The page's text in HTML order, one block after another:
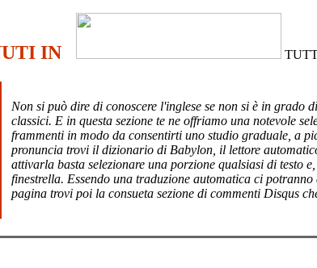
IN
Non si può dire di conoscere l'inglese se non si è in grado
classici. E in questa sezione te ne offriamo una notevole
frammenti in modo da consentirti uno studio graduale, a
pronuncia trovi il dizionario di Babylon, il lettore
attivarla basta selezionare una porzione qualsiasi di testo
finestrella. Essendo una traduzione automatica ci
pagina trovi poi la consueta sezione di commenti Disqus